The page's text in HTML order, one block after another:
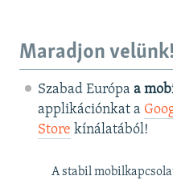
Maradjon velünk!
Szabad Európa a
applikációnkat a
Store kínálatából!
A stabil